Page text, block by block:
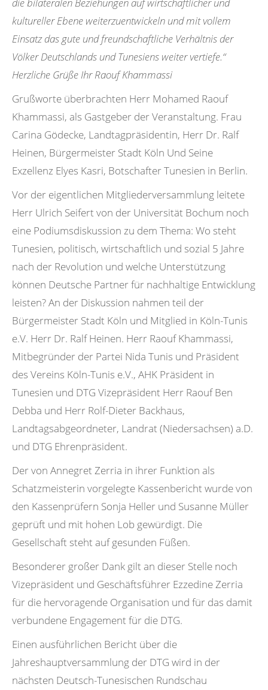
kultureller Ebene weiterzuentwickeln und mit vollem
Einsatz das gute und freundschaftliche Verhältnis der
Völker Deutschlands und Tunesiens weiter vertiefe.“
Herzliche Grüße Ihr Raouf Khammassi
Grußworte überbrachten Herr Mohamed Raouf
Khammassi, als Gastgeber der Veranstaltung. Frau
Carina Gödecke, Landtagpräsidentin, Herr Dr. Ralf
Heinen, Bürgermeister Stadt Köln Und Seine
Exzellenz Elyes Kasri, Botschafter Tunesien in Berlin.
Vor der eigentlichen Mitgliederversammlung leitete
Herr Ulrich Seifert von der Universität Bochum noch
eine Podiumsdiskussion zu dem Thema: Wo steht
Tunesien, politisch, wirtschaftlich und sozial 5 Jahre
nach der Revolution und welche Unterstützung
können Deutsche Partner für nachhaltige Entwicklung
leisten? An der Diskussion nahmen teil der
Bürgermeister Stadt Köln und Mitglied in Köln-Tunis
e.V. Herr Dr. Ralf Heinen. Herr Raouf Khammassi,
Mitbegründer der Partei Nida Tunis und Präsident
des Vereins Köln-Tunis e.V., AHK Präsident in
Tunesien und DTG Vizepräsident Herr Raouf Ben
Debba und Herr Rolf-Dieter Backhaus,
Landtagsabgeordneter, Landrat (Niedersachsen) a.D.
und DTG Ehrenpräsident.
Der von Annegret Zerria in ihrer Funktion als
Schatzmeisterin vorgelegte Kassenbericht wurde von
den Kassenprüfern Sonja Heller und Susanne Müller
geprüft und mit hohen Lob gewürdigt. Die
Gesellschaft steht auf gesunden Füßen.
Besonderer großer Dank gilt an dieser Stelle noch
Vizepräsident und Geschäftsführer Ezzedine Zerria
für die hervoragende Organisation und für das damit
verbundene Engagement für die DTG.
Einen ausführlichen Bericht über die
Jahreshauptversammlung der DTG wird in der
nächsten Deutsch-Tunesischen Rundschau